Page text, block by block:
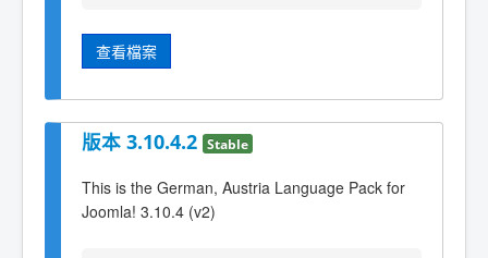
查看檔案
版本 3.10.4.2 Stable
This is the German, Austria Language Pack for
Joomla! 3.10.4 (v2)